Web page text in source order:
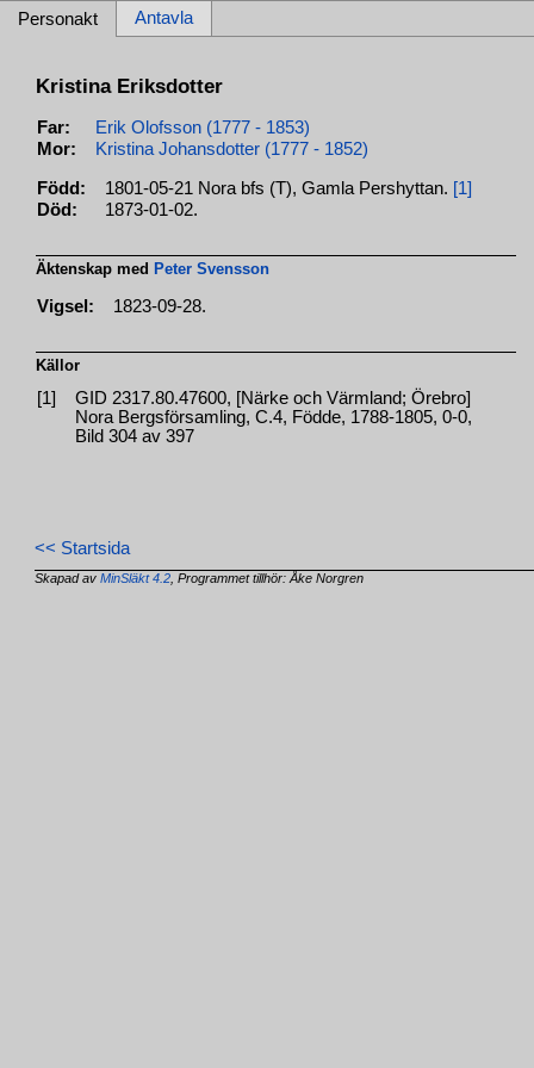
Personakt Antavla
Kristina Eriksdotter
Far:
Erik Olofsson (1777 - 1853)
Mor:
Kristina Johansdotter (1777 - 1852)
Född: 1801-05-21 Nora bfs (T), Gamla Pershyttan. [1]
Död:
1873-01-02.
Äktenskap med Peter Svensson
Vigsel: 1823-09-28.
Källor
[1]
GID 2317.80.47600, [Närke och Värmland; Örebro]
Nora Bergsförsamling, C.4, Födde, 1788-1805, 0-0,
Bild 304 av 397
<< Startsida
Skapad avMinSläkt 4.2 , Programmet tillhör: Åke Norgren